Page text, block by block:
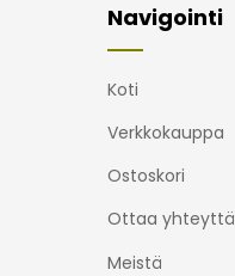
Navigointi
Koti
Verkkokauppa
Ostoskori
Ottaa yhteyttä
Meistä